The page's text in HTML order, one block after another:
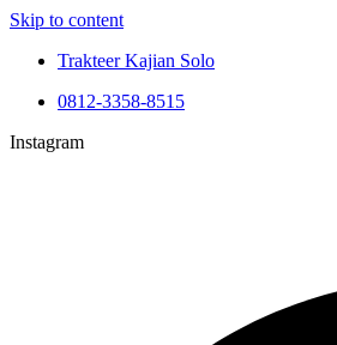
Skip to content
Trakteer Kajian Solo
0812-3358-8515
Instagram